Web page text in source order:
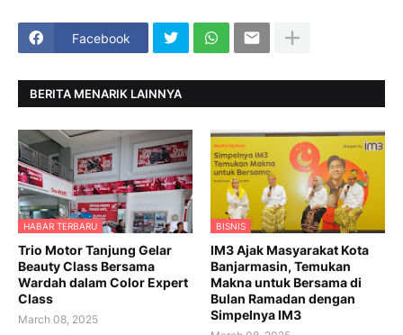
Facebook
BERITA MENARIK LAINNYA
HABAR TERBARU
Trio Motor Tanjung Gelar
Beauty Class Bersama
Wardah dalam Color Expert
Class
March 08, 2025
BISNIS
IM3 Ajak Masyarakat Kota
Banjarmasin, Temukan
Makna untuk Bersama di
Bulan Ramadan dengan
Simpelnya IM3